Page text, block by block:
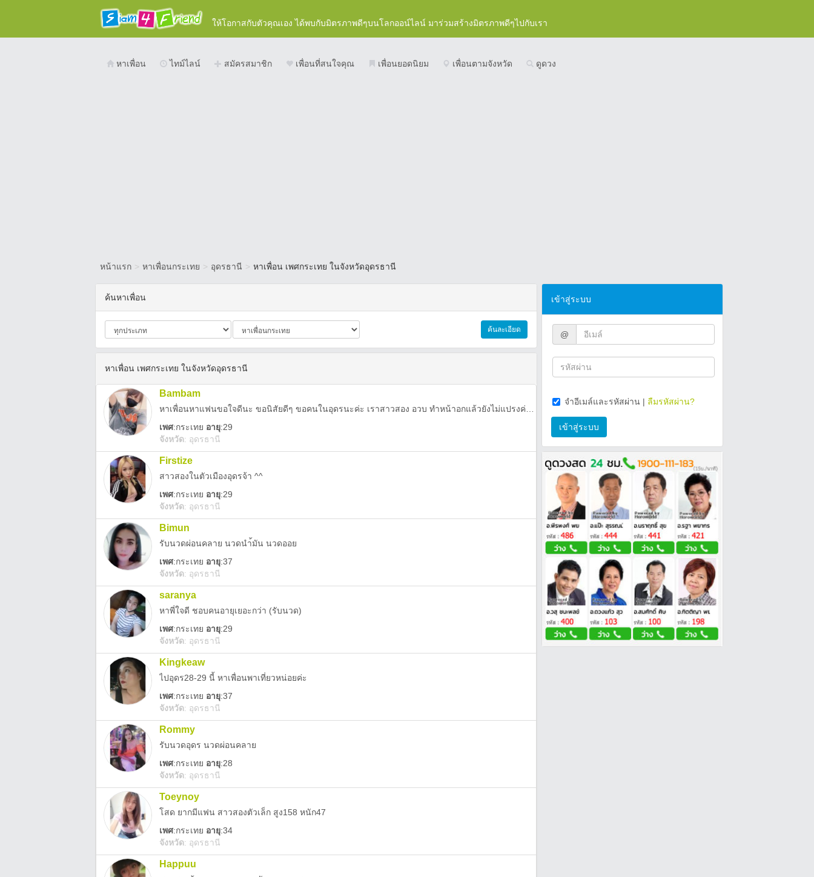
ให้โอกาสกับตัวคุณเอง ได้พบกับมิตรภาพดีๆบนโลกออน์ไลน์ มาร่วมสร้างมิตรภาพดีๆไปกับเรา
หาเพื่อน ไทม์ไลน์ สมัครสมาชิก เพื่อนที่สนใจคุณ เพื่อนยอดนิยม เพื่อนตามจังหวัด ดูดวง
หน้าแรก > หาเพื่อนกระเทย > อุดรธานี > หาเพื่อน เพศกระเทย ในจังหวัดอุดรธานี
ค้นหาเพื่อน
ค้นละเอียด
หาเพื่อน เพศกระเทย ในจังหวัดอุดรธานี
Bambam
เพศ:กระเทย อายุ:29
จังหวัด: อุดรธานี
Firstize
สาวสองในตัวเมืองอุดรจ้า ^^
เพศ:กระเทย อายุ:29
จังหวัด: อุดรธานี
Bimun
รับนวดผ่อนคลาย นวดนำ้มัน นวดออย
เพศ:กระเทย อายุ:37
จังหวัด: อุดรธานี
saranya
หาพี่ใจดี ชอบคนอายุเยอะกว่า (รับนวด)
เพศ:กระเทย อายุ:29
จังหวัด: อุดรธานี
Kingkeaw
ไปอุดร28-29 นี้ หาเพื่อนพาเที่ยวหน่อยค่ะ
เพศ:กระเทย อายุ:37
จังหวัด: อุดรธานี
Rommy
รับนวดอุดร นวดผ่อนคลาย
เพศ:กระเทย อายุ:28
จังหวัด: อุดรธานี
Toeynoy
โสด ยากมีแฟน สาวสองตัวเล็ก สูง158 หนัก47
เพศ:กระเทย อายุ:34
จังหวัด: อุดรธานี
Happuu
เข้าสู่ระบบ
@
จำอีเมล์และรหัสผ่าน | ลืมรหัสผ่าน?
เข้าสู่ระบบ